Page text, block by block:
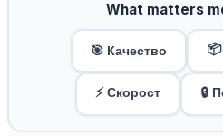
What matters
🎯 Качество
⚡ Скорост 🔒